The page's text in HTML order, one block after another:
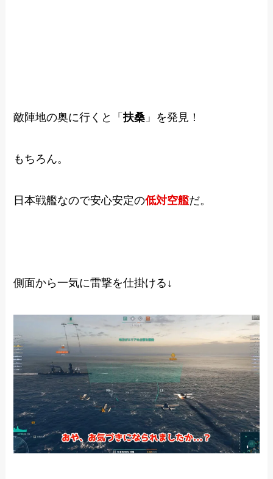
敵陣地の奥に行くと「扶桑 」を発見！
もちろん。
日本戦艦なので安心安定の低対空艦だ。
側面から一気に雷撃を仕掛ける↓